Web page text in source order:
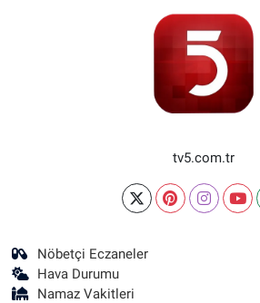
tv5.com.tr
Nöbetçi Eczaneler
Hava Durumu
Namaz Vakitleri